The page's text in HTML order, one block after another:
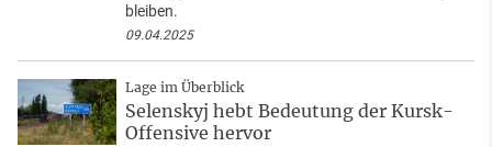
bleiben.
09.04.2025
Lage im Überblick
Selenskyj hebt Bedeutung der Kursk-
Offensive hervor